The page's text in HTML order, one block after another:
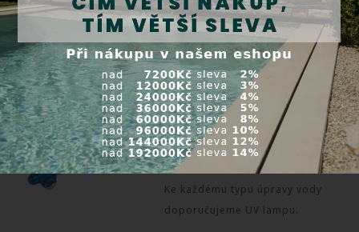
Správná hodnota alkalinity je
velmi důležitý faktor při
úpravě bazénové vody.
Proč se rozhodnout
pro UV lampu?
Ke každému typu úpravy vody
doporučujeme UV lampu.